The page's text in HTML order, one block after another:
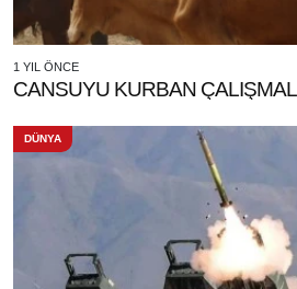
1 YIL ÖNCE
CANSUYU KURBAN
DÜNYA